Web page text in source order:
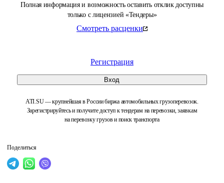
Полная информация и возможность оставить отклик доступны
только с лицензией «Тендеры»
Смотреть расценки
Регистрация
Вход
ATI.SU — крупнейшая в России биржа автомобильных грузоперевозок.
Зарегистрируйтесь и получите доступ к тендерам на перевозки, заявкам
на перевозку грузов и поиск транспорта
Поделиться